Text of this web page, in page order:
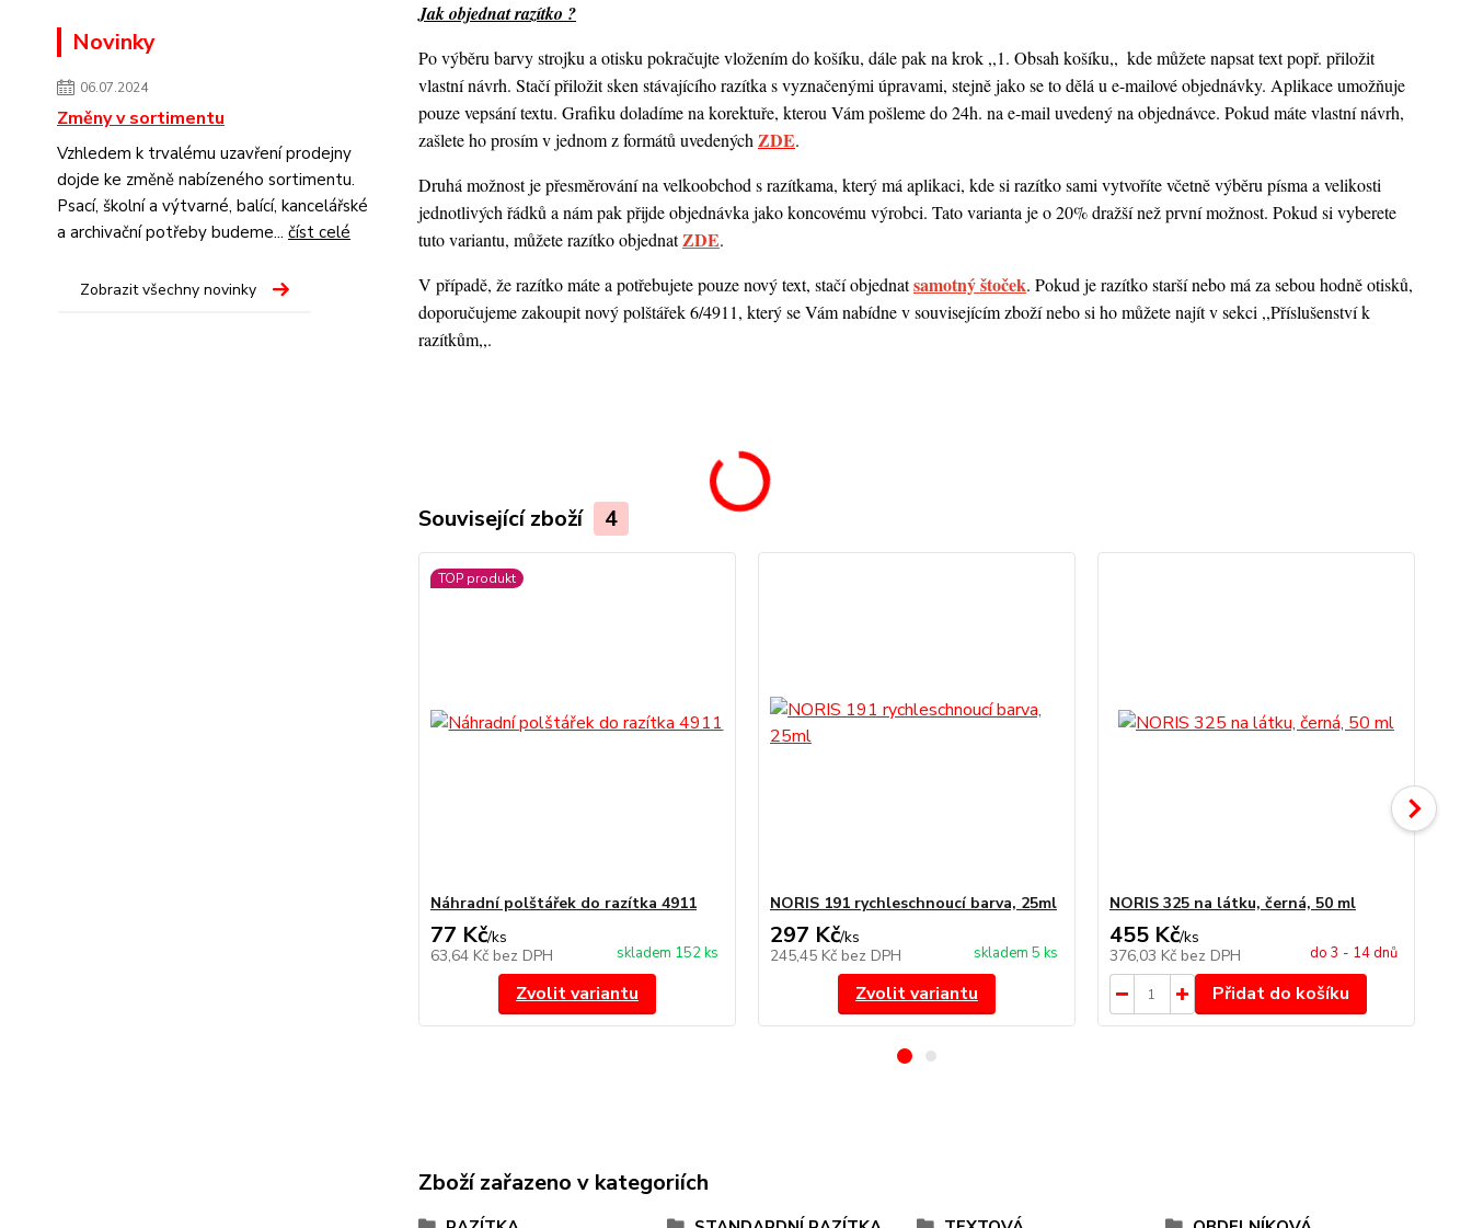
Novinky
06.07.2024
Změny v sortimentu
Vzhledem k trvalému uzavření prodejny
dojde ke změně nabízeného sortimentu.
Psací, školní a výtvarné, balící, kancelářské
a archivační potřeby budeme... číst celé
Zobrazit všechny novinky
Jak objednat razítko ?
Po výběru barvy strojku a otisku pokračujte vložením do košíku, dále pak na krok ,,1. Obsah košíku,, kde můžete napsat text popř. přiložit
vlastní návrh. Stačí přiložit sken stávajícího razítka s vyznačenými úpravami, stejně jako se to dělá u e-mailové objednávky. Aplikace umožňuje
pouze vepsání textu. Grafiku doladíme na korektuře, kterou Vám pošleme do 24h. na e-mail uvedený na objednávce. Pokud máte vlastní návrh,
zašlete ho prosím v jednom z formátů uvedených ZDE.
Druhá možnost je přesměrování na velkoobchod s razítkama, který má aplikaci, kde si razítko sami vytvoříte včetně výběru písma a velikosti
jednotlivých řádků a nám pak přijde objednávka jako koncovému výrobci. Tato varianta je o 20% dražší než první možnost. Pokud si vyberete
tuto variantu, můžete razítko objednatZDE.
V případě, že razítko máte a potřebujete pouze nový text, stačí objednatsamotný štoček. Pokud je razítko starší nebo má za sebou hodně otisků,
doporučujeme zakoupit nový polštářek 6/4911, který se Vám nabídne v souvisejícím zboží nebo si ho můžete najít v sekci ,,Příslušenství k
razítkům,,.
Související zboží 4
TOP produkt
Náhradní polštářek do razítka 4911
77 Kč/ks
63,64 Kč bez DPH skladem 152 ks
Zvolit variantu
NORIS 191 rychleschnoucí barva, 25ml
297 Kč/ks
245,45 Kč bez DPH skladem 5 ks
Zvolit variantu
NORIS 325 na látku, černá, 50 ml
455 Kč/ks
376,03 Kč bez DPH do 3 - 14 dnů
Přidat do košíku
Zboží zařazeno v kategoriích